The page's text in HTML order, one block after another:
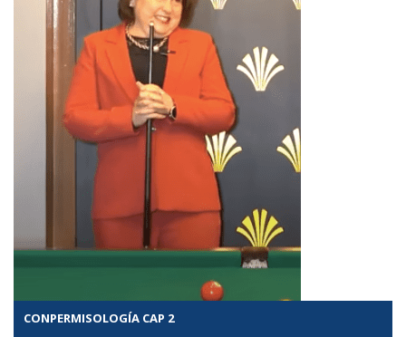
CONPERMISOLOGÍA CAP 2